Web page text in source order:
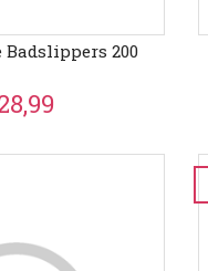
Badslippers 200